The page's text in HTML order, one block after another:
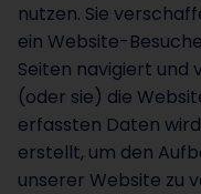
nutzen. Sie
ein Website-
Seiten navigiert und
(oder sie) die
erfassten Daten
erstellt, um den
unserer Website zu